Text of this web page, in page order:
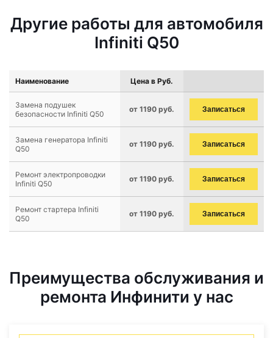
Другие работы для автомобиля
Infiniti Q50
Наименование Цена в Руб.
Замена подушек
безопасности Infiniti Q50
от 1190 руб. Записаться
Замена генератора Infiniti
Q50
от 1190 руб. Записаться
Ремонт электропроводки
Infiniti Q50
от 1190 руб. Записаться
Ремонт стартера Infiniti
Q50
от 1190 руб. Записаться
Преимущества обслуживания и
ремонта Инфинити у нас